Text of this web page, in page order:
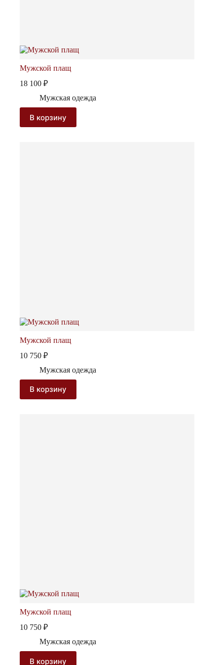
Мужской плащ
18 100 ₽
Мужская одежда
В корзину
Мужской плащ
10 750 ₽
Мужская одежда
В корзину
Мужской плащ
10 750 ₽
Мужская одежда
В корзину